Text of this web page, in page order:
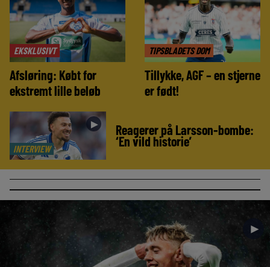
EKSKLUSIVT
Afsløring: Købt for
ekstremt lille beløb
TIPSBLADETS DOM
Tillykke, AGF – en stjerne
er født!
INTERVIEW
► Reagerer på Larsson-bombe:
‘En vild historie’
►